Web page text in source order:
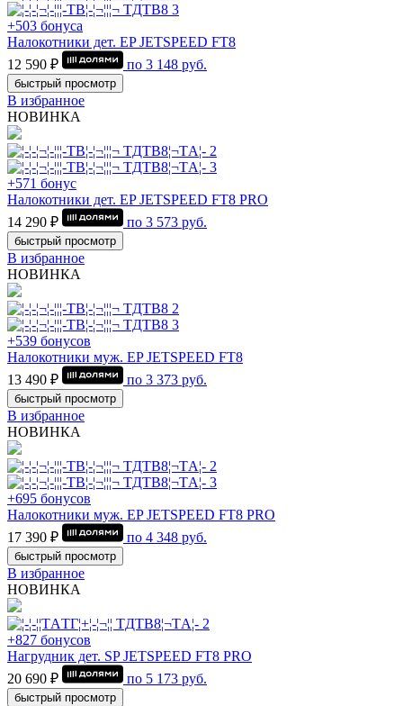
+503 бонуса
Налокотники дет. EP JETSPEED FT8
12 590 ₽
по 3 148 руб.
быстрый просмотр
В избранное
НОВИНКА
+571 бонус
Налокотники дет. EP JETSPEED FT8 PRO
14 290 ₽
по 3 573 руб.
быстрый просмотр
В избранное
НОВИНКА
+539 бонусов
Налокотники муж. EP JETSPEED FT8
13 490 ₽
по 3 373 руб.
быстрый просмотр
В избранное
НОВИНКА
+695 бонусов
Налокотники муж. EP JETSPEED FT8 PRO
17 390 ₽
по 4 348 руб.
быстрый просмотр
В избранное
НОВИНКА
+827 бонусов
Нагрудник дет. SP JETSPEED FT8 PRO
20 690 ₽
по 5 173 руб.
быстрый просмотр